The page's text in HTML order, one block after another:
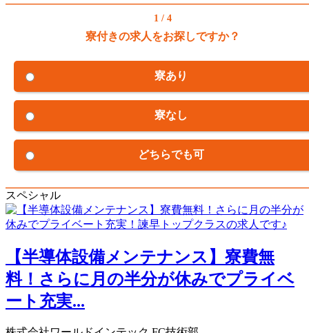
1 / 4
寮付きの求人をお探しですか？
寮あり
寮なし
どちらでも可
スペシャル
【半導体設備メンテナンス】寮費無
料！さらに月の半分が休みでプライベ
ート充実...